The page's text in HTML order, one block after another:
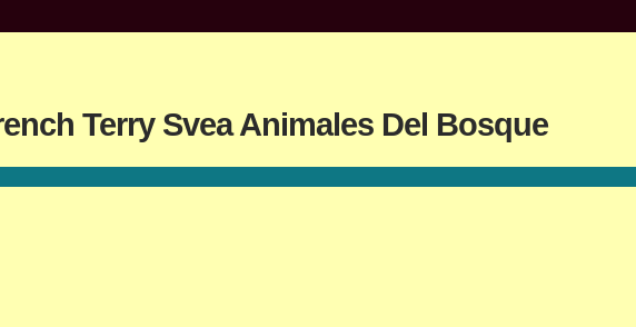
Terry Svea Animales Del Bosque